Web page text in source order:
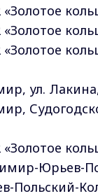
«Золотое
«Золотое
«Золотое
ул.
Юрьев-
Польский-